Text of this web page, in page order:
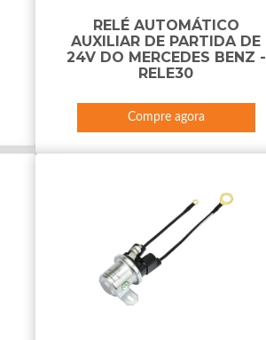
RELÉ AUTOMÁTICO
AUXILIAR DE PARTIDA DE
24V DO MERCEDES BENZ -
RELE30
Compre agora